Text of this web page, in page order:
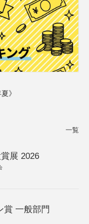
》
一覧
展 2026
賞 一般部門